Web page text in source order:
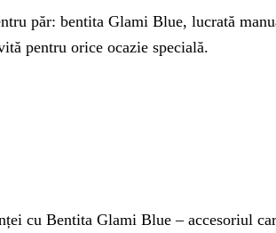
păr: bentita Glami Blue, lucrată
pentru orice ocazie specială.
cu Bentita Glami Blue – accesoriul